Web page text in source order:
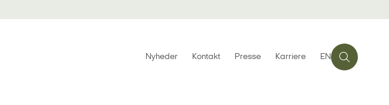
Nyheder Kontakt Presse Karriere EN